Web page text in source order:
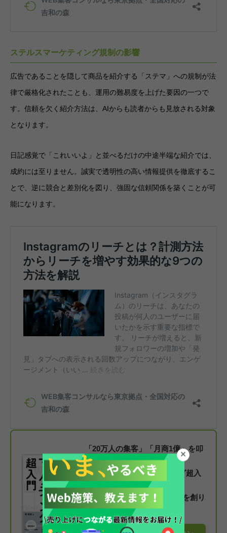
ステルスマーケティング規制の影響
広告であることを隠して商品を紹介する「ステマ」への規制が法
律で厳格化されたことも、運用の難易度を上げた要因の一つで
す。信頼を欠く紹介方法は、AIからも読者からも見放される対象
となります。
日記感覚で「これいいよ」と並べるだけの中途半端な紹介では、
成約には至りません。誠実で透明性の高い情報提供を徹底するこ
とで、逆に競合と差別化を図り、強固な信頼関係を築くことが可
能になります。
「20万人の集客」「月商1億」を叩
き出す
『デジタル・マーケティング超入
門』の著者が
「Web集客の仕組み」で売上を創り
ます